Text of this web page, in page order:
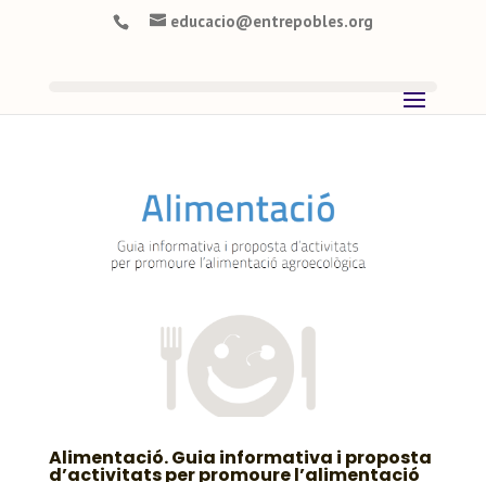
educacio@entrepobles.org
Alimentació. Guia informativa i proposta
d’activitats per promoure l’alimentació